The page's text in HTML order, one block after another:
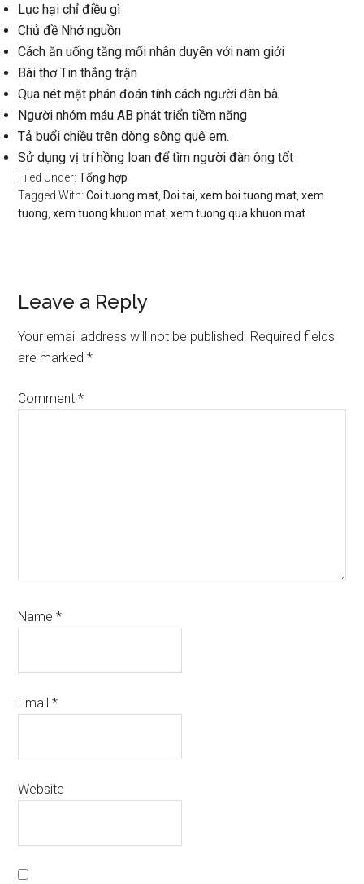
Lục hại chỉ điều gì
Chủ đề Nhớ nguồn
Cách ăn uống tăng mối nhân duyên với nam giới
Bài thơ Tin thắng trận
Qua nét mặt phán đoán tính cách người đàn bà
Người nhóm máu AB phát triển tiềm năng
Tả buổi chiều trên dòng sông quê em.
Sử dụng vị trí hồng loan để tìm người đàn ông tốt
Filed Under:Tổng hợp
Tagged With:Coi tuong mat Doi tai ,xem boi tuong mat ,xem
tuong ,xem tuong khuon mat ,xem tuong qua khuon mat
Reader
Interactions
Leave a Reply
Your email address will not be published. Required fields
are marked*
Comment*
Name*
Email*
Website